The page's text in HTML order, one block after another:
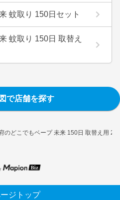
のどこでもベープ 未来 150日 取替え用 2
蚊取り 150日セット
蚊取り 150日 取替え
で店舗を探す
ジトップ